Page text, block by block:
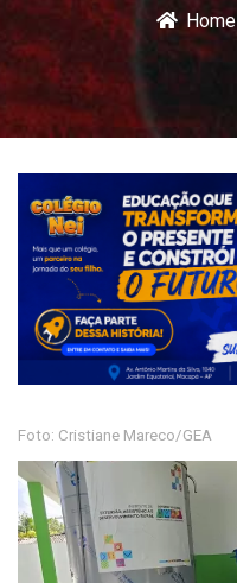
Home
Foto: Cristiane Mareco/GEA